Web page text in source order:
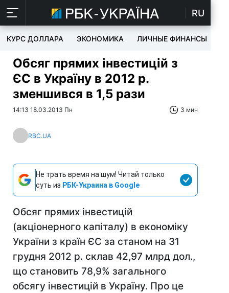
RU
КУРС ДОЛЛАРА ЭКОНОМИКА ЛИЧНЫЕ ФИНАНСЫ
Обсяг прямих інвестицій з
ЄС в Україну в 2012 р.
зменшився в 1,5 рази
14:13 18.03.2013 Пн 3 мин
RBC.UA
Не трать время на шум! Читай только
суть из РБК-Украина в Google
Обсяг прямих інвестицій
(акціонерного капіталу) в економіку
України з країн ЄС за станом на 31
грудня 2012 р. склав 42,97 млрд дол.,
що становить 78,9% загального
обсягу інвестицій в Україну. Про це